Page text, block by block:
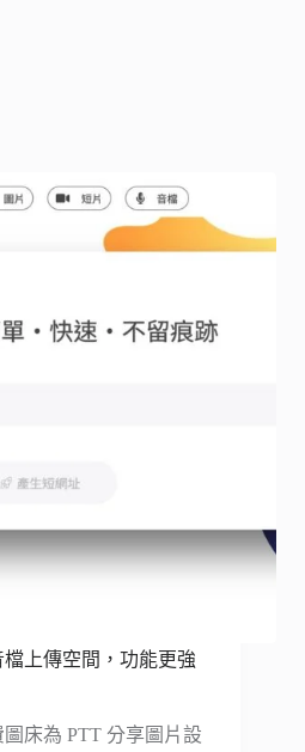
上傳空間，功能更強
床為 PTT 分享圖片設